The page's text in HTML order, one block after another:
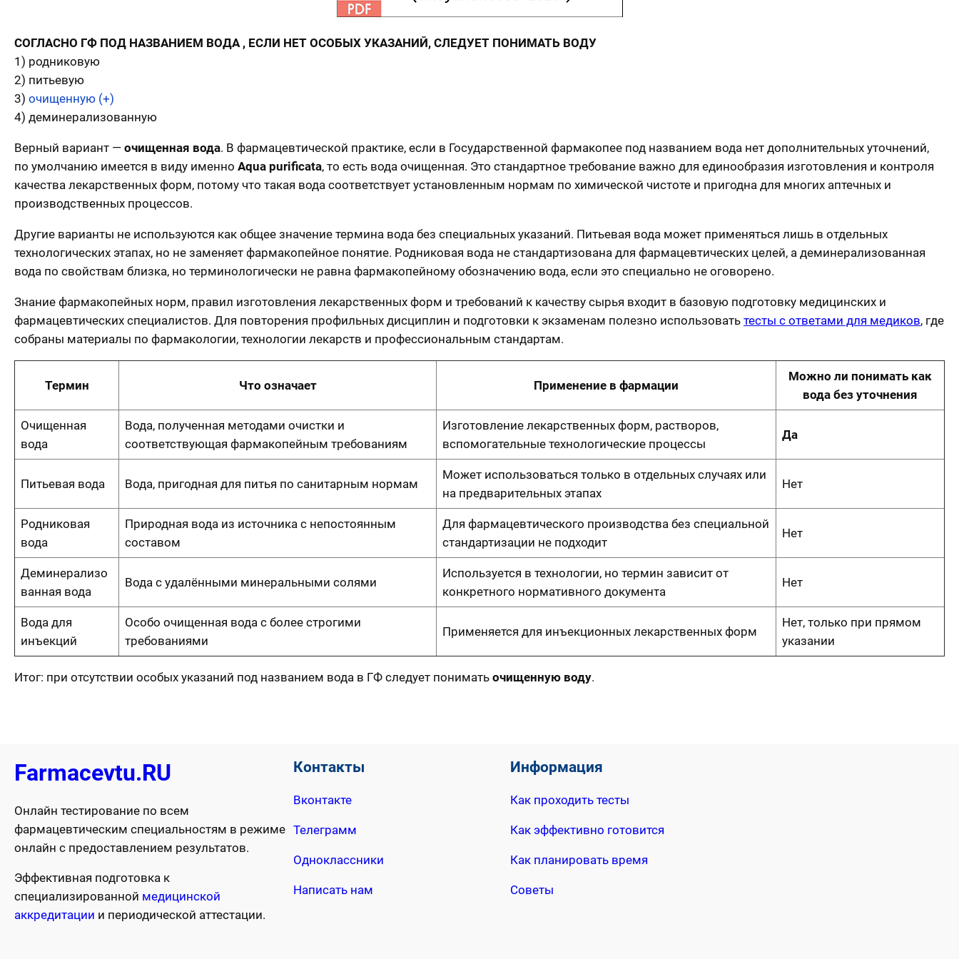
СОГЛАСНО ГФ ПОД НАЗВАНИЕМ ВОДА , ЕСЛИ НЕТ ОСОБЫХ УКАЗАНИЙ, СЛЕДУЕТ ПОНИМАТЬ ВОДУ
1) родниковую
2) питьевую
3) очищенную (+)
4) деминерализованную
Верный вариант — очищенная вода. В фармацевтической практике, если в Государственной фармакопее под названием вода нет дополнительных уточнений,
по умолчанию имеется в виду именно Aqua purificata, то есть вода очищенная. Это стандартное требование важно для единообразия изготовления и контроля
качества лекарственных форм, потому что такая вода соответствует установленным нормам по химической чистоте и пригодна для многих аптечных и
производственных процессов.
Другие варианты не используются как общее значение термина вода без специальных указаний. Питьевая вода может применяться лишь в отдельных
технологических этапах, но не заменяет фармакопейное понятие. Родниковая вода не стандартизована для фармацевтических целей, а деминерализованная
вода по свойствам близка, но терминологически не равна фармакопейному обозначению вода, если это специально не оговорено.
Знание фармакопейных норм, правил изготовления лекарственных форм и требований к качеству сырья входит в базовую подготовку медицинских и
фармацевтических специалистов. Для повторения профильных дисциплин и подготовки к экзаменам полезно использовать тесты с ответами для медиков, где
собраны материалы по фармакологии, технологии лекарств и профессиональным стандартам.
Термин Что означает Применение в фармации
Можно ли понимать как
вода без уточнения
Очищенная
вода
Вода, полученная методами очистки и
соответствующая фармакопейным требованиям
Изготовление лекарственных форм, растворов,
вспомогательные технологические процессы
Да
Питьевая вода Вода, пригодная для питья по санитарным нормам
Может использоваться только в отдельных случаях или
на предварительных этапах
Нет
Родниковая
вода
Природная вода из источника с непостоянным
составом
Для фармацевтического производства без специальной
стандартизации не подходит
Нет
Деминерализо
ванная вода
Вода с удалёнными минеральными солями
Используется в технологии, но термин зависит от
конкретного нормативного документа
Нет
Вода для
инъекций
Особо очищенная вода с более строгими
требованиями
Применяется для инъекционных лекарственных форм
Нет, только при прямом
указании
Итог: при отсутствии особых указаний под названием вода в ГФ следует понимать очищенную воду.
Farmacevtu.RU
Онлайн тестирование по всем
фармацевтическим специальностям в режиме
онлайн с предоставлением результатов.
Эффективная подготовка к
специализированной медицинской
аккредитации и периодической аттестации.
Контакты
Вконтакте
Телеграмм
Одноклассники
Написать нам
Информация
Как проходить тесты
Как эффективно готовится
Как планировать время
Советы